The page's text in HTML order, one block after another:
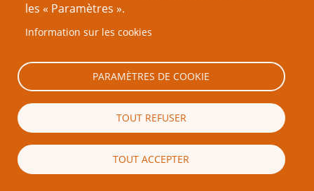
les « Paramètres ».
Information sur les cookies
PARAMÈTRES DE COOKIE
TOUT REFUSER
TOUT ACCEPTER
Réinitialiser votre mot de passe
Plus que quelques campagnes
Rétrospective : The Price of Freedom
Interview : Sandy Petersen
Rétrospective : Authentic Thaumaturgy
Retrospective: En Garde !
Le christianisme implicite des premiers jeux de rôle